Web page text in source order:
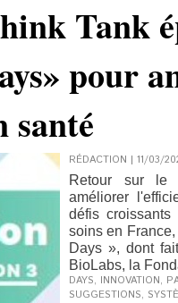
Tank
pour
santé
RÉDACTION | 11/03/
Retour sur le
améliorer
défis
soins en
Days », dont
BioLabs, la
DAYS, INNOVATION,
SUGGESTIONS,